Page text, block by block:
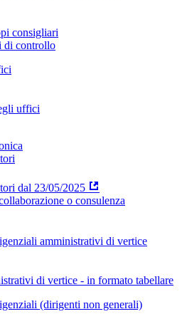
consigliari
di controllo
uffici
dal 23/05/2025
o consulenza
amministrativi di vertice
di vertice - in formato tabellare
(dirigenti non generali)